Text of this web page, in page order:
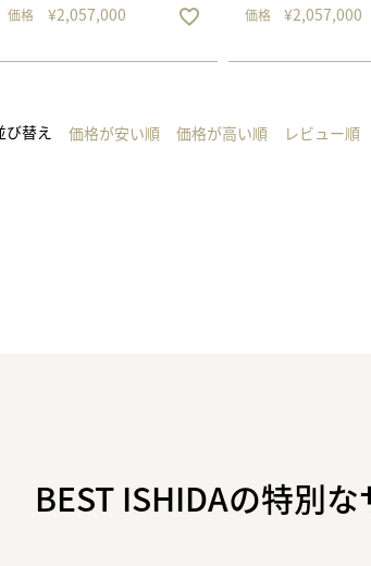
価格
¥2,057,000
価格
¥2,057,000
び替え 価格が安い順 価格が高い順 レビュー順
BEST ISHIDAの特別